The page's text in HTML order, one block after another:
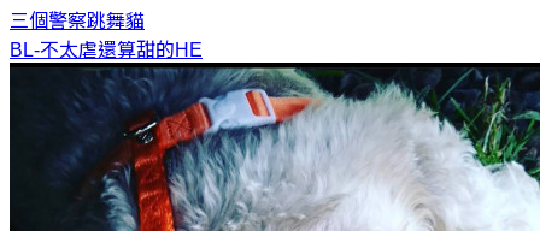
三個警察跳舞貓
BL-不太虐還算甜的HE